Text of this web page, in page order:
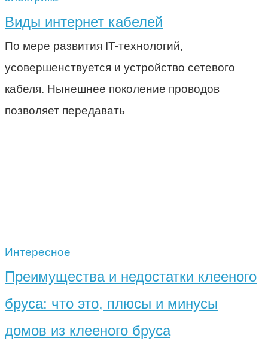
Виды интернет кабелей
По мере развития IT-технологий,
усовершенствуется и устройство сетевого
кабеля. Нынешнее поколение проводов
позволяет передавать
Интересное
Преимущества и недостатки клееного
бруса: что это, плюсы и минусы
домов из клееного бруса